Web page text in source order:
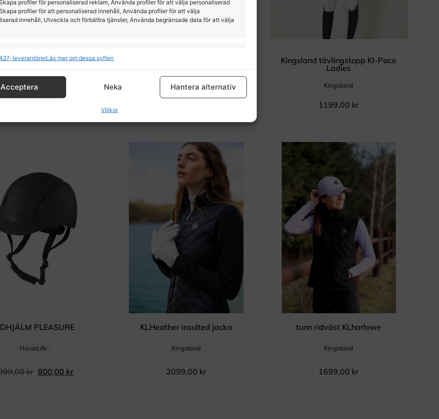
profiler för personaliserad reklam, Använda profiler för att välja personaliserad
profiler för att personaliserad innehåll, Använda profiler för att välja
innehåll, Utveckla och förbättra tjänster, Använda begränsade data för att välja
på information som överförs automatiskt.
säkerhet, förhindra och upptäcka bedrägerier samt
fel, Leverera och visa reklam och innehåll, Spara och
dina integritetsval.
leverantörerLäs mer om dessa syften
Acceptera Neka Hantera alternativ
Villkor
Livello
Kingsland tävlingstopp Kl-Pace
Ladies
Kingsland
1199,00 kr
PLEASURE
HorseLife
kr 800,00 kr
KLHeather insulted jacka
Kingsland
2099,00 kr
tunn ridväst KLharlowe
Kingsland
1699,00 kr